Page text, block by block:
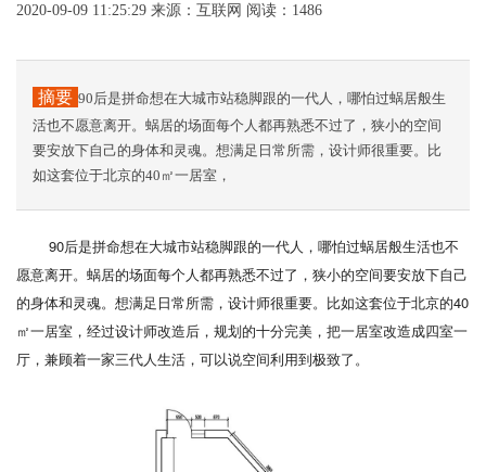
2020-09-09 11:25:29 来源：互联网 阅读：1486
摘要 90后是拼命想在大城市站稳脚跟的一代人，哪怕过蜗居般生
活也不愿意离开。蜗居的场面每个人都再熟悉不过了，狭小的空间
要安放下自己的身体和灵魂。想满足日常所需，设计师很重要。比
如这套位于北京的40㎡一居室，
90后是拼命想在大城市站稳脚跟的一代人，哪怕过蜗居般生活也不
愿意离开。蜗居的场面每个人都再熟悉不过了，狭小的空间要安放下自己
的身体和灵魂。想满足日常所需，设计师很重要。比如这套位于北京的40
㎡一居室，经过设计师改造后，规划的十分完美，把一居室改造成四室一
厅，兼顾着一家三代人生活，可以说空间利用到极致了。